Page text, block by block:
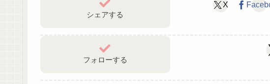
シェアする
X
フォローする